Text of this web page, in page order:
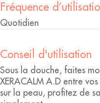
Fréquence
Quotidien
Conseil d'utilisation
Sous la douche, faites
XERACALM A.D entre
sur la peau, profitez de